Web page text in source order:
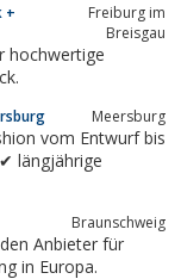
+
Freiburg im
Breisgau
hochwertige
Meersburg
vom Entwurf bis
längjährige
Braunschweig
Anbieter für
in Europa.